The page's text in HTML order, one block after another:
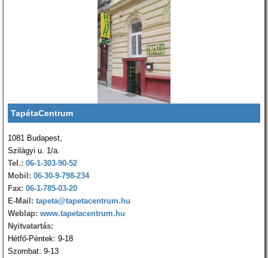
TapétaCentrum
1081 Budapest,
Szilágyi u. 1/a.
Tel.: 06-1-303-90-52
Mobil: 06-30-9-798-234
Fax: 06-1-785-03-20
E-Mail: tapeta@tapetacentrum.hu
Weblap: www.tapetacentrum.hu
Nyitvatartás:
Hétfő-Péntek: 9-18
Szombat: 9-13